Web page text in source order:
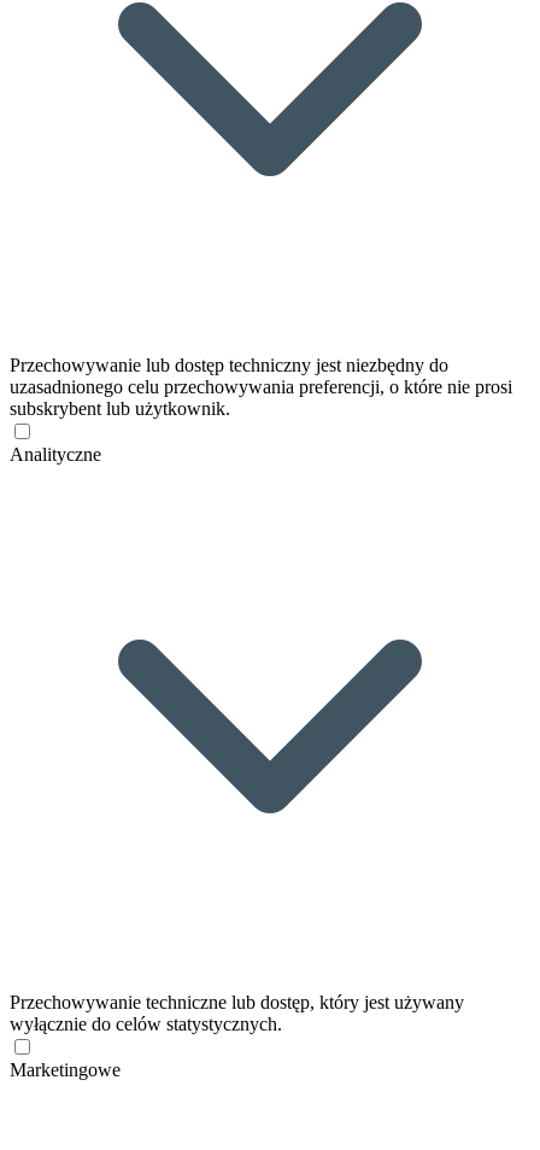
Przechowywanie lub dostęp techniczny jest niezbędny do
uzasadnionego celu przechowywania preferencji, o które nie prosi
subskrybent lub użytkownik.
Analityczne
Przechowywanie techniczne lub dostęp, który jest używany
wyłącznie do celów statystycznych.
Marketingowe